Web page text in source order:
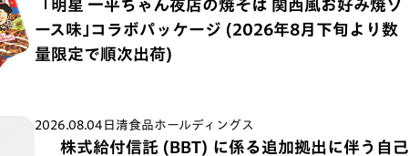
「明星 一平ちゃん夜店の焼そば 関西風お好み焼ソ
ース味｣コラボパッケージ (2026年8月下旬より数
量限定で順次出荷)
2026.08.04 日清食品ホールディングス
株式給付信託 (BBT) に係る追加拠出に伴う自己